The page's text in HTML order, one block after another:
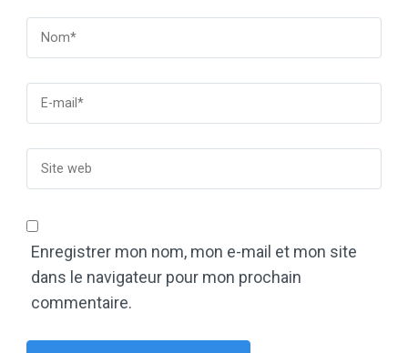
Enregistrer mon nom, mon e-mail et mon site
dans le navigateur pour mon prochain
commentaire.